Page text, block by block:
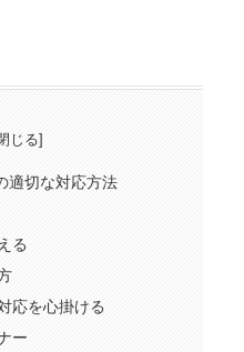
適切な対応方法
る
応を心掛ける
ー